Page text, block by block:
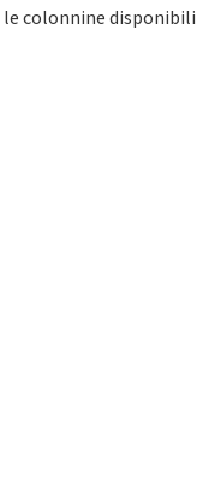
colonnine disponibili